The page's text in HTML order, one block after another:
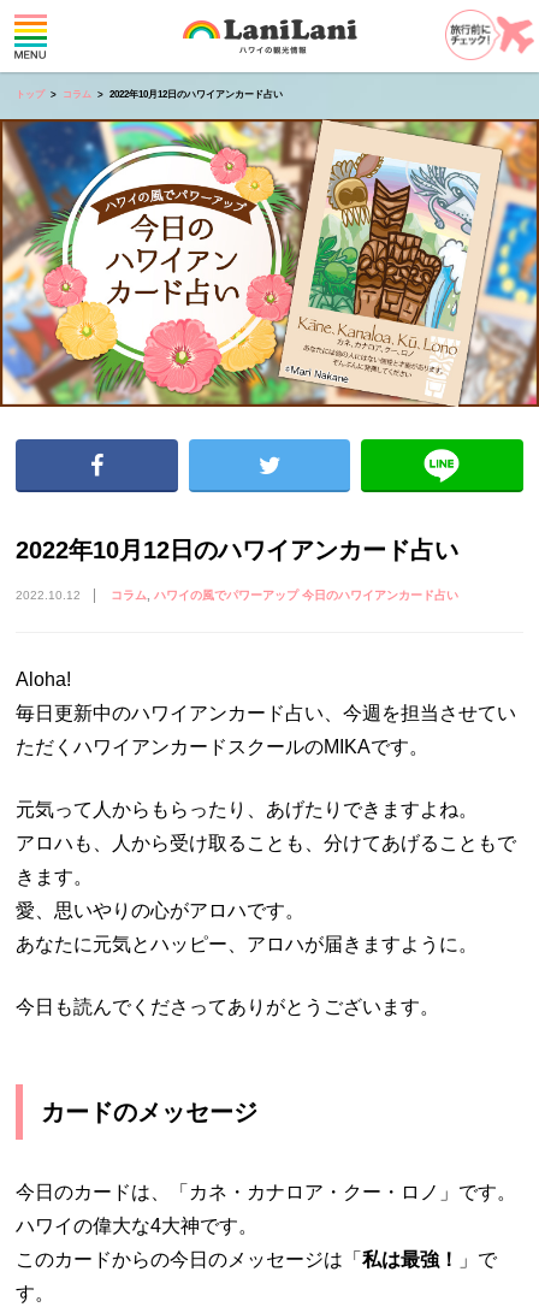
トップ コラム 2022年10月12日のハワイアンカード占い
2022年10月12日のハワイアンカード占い
2022.10.12 コラム ハワイの風でパワーアップ 今日のハワイアンカード占い
Aloha!
毎日更新中のハワイアンカード占い、今週を担当させてい
ただくハワイアンカードスクールのMIKAです。
元気って人からもらったり、あげたりできますよね。
アロハも、人から受け取ることも、分けてあげることもで
きます。
愛、思いやりの心がアロハです。
あなたに元気とハッピー、アロハが届きますように。
今日も読んでくださってありがとうございます。
カードのメッセージ
今日のカードは、「カネ・カナロア・クー・ロノ」です。
ハワイの偉大な4大神です。
このカードからの今日のメッセージは「私は最強！
」で
す。